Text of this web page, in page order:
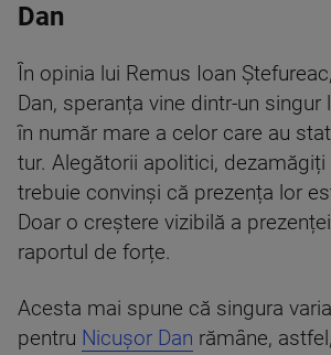
Dan
În opinia lui Remus Ioan
Dan, speranța vine dintr-un
în număr mare a celor care au
tur. Alegătorii apolitici,
trebuie convinși că prezența lor
Doar o creștere vizibilă a
raportul de forțe.
Acesta mai spune că singura
pentru Nicușor Dan rămâne,